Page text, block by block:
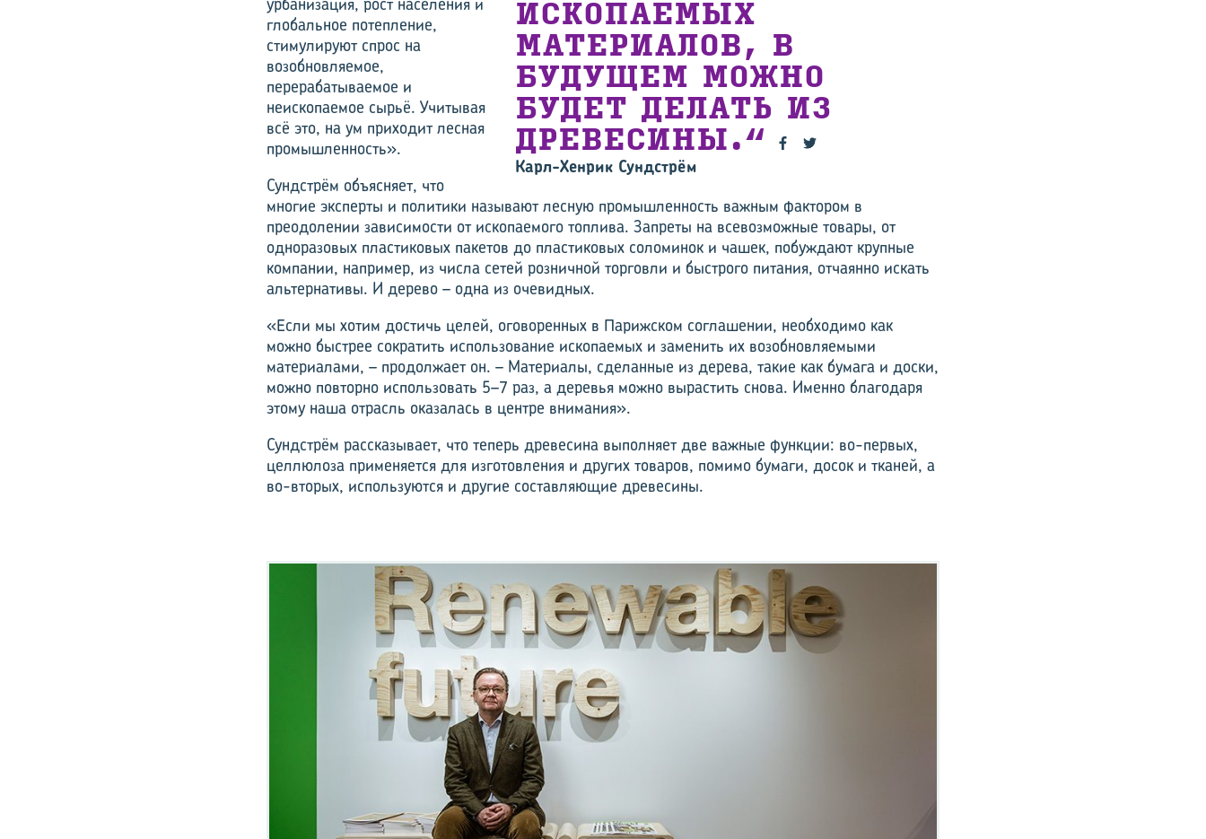
ИСКОПАЕМЫХ
МАТЕРИАЛОВ, В
БУДУЩЕМ МОЖНО
БУДЕТ ДЕЛАТЬ ИЗ
ДРЕВЕСИНЫ.
Карл-Хенрик Сундстрём
глобальное потепление,
стимулируют спрос на
возобновляемое,
перерабатываемое и
неископаемое сырьё. Учитывая
всё это, на ум приходит лесная
промышленность».
Сундстрём объясняет, что
многие эксперты и политики называют лесную промышленность важным фактором в
преодолении зависимости от ископаемого топлива. Запреты на всевозможные товары, от
одноразовых пластиковых пакетов до пластиковых соломинок и чашек, побуждают крупные
компании, например, из числа сетей розничной торговли и быстрого питания, отчаянно искать
альтернативы. И дерево – одна из очевидных.
«Если мы хотим достичь целей, оговоренных в Парижском соглашении, необходимо как
можно быстрее сократить использование ископаемых и заменить их возобновляемыми
материалами, – продолжает он. – Материалы, сделанные из дерева, такие как бумага и доски,
можно повторно использовать 5–7 раз, а деревья можно вырастить снова. Именно благодаря
этому наша отрасль оказалась в центре внимания».
Сундстрём рассказывает, что теперь древесина выполняет две важные функции: во-первых,
целлюлоза применяется для изготовления и других товаров, помимо бумаги, досок и тканей, а
во-вторых, используются и другие составляющие древесины.